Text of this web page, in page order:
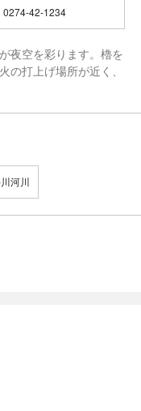
0274-42-1234
夜空を彩ります。櫓を
の打上げ場所が近く、
河川